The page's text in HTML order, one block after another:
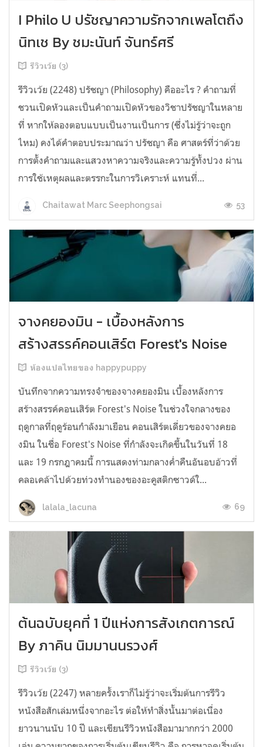
I Philo U ปรัชญาความรักจากเพลโตถึง
นิทเช By ชมะนันท์ จันทร์ศรี
รีวิวเว้ย (3)
รีวิวเว้ย (2248) ปรัชญา (Philosophy) คืออะไร ? คำถามที่
ชวนเปิดหัวและเป็นคำถามเปิดหัวของวิชาปรัชญาในหลาย
ที่ หากให้ลองตอบแบบเป็นงานเป็นการ (ซึ่งไม่รู้ว่าจะถูก
ไหม) คงได้คำตอบประมาณว่า ปรัชญา คือ ศาสตร์ที่ว่าด้วย
การตั้งคำถามและแสวงหาความจริงและความรู้ทั้งปวง ผ่าน
การใช้เหตุผลและตรรกะในการวิเคราะห์ แทนที่...
Chaitawat Marc Seephongsai 53
จางคยองมิน - เบื้องหลังการ
สร้างสรรค์คอนเสิร์ต Forest's Noise
ห้องแปลไทยของ happypuppy
บันทึกจากความทรงจำของจางคยองมิน เบื้องหลังการ
สร้างสรรค์คอนเสิร์ต Forest's Noise ในช่วงใจกลางของ
ฤดูกาลที่ฤดูร้อนกำลังมาเยือน คอนเสิร์ตเดี่ยวของจางคยอ
งมิน ในชื่อ Forest's Noise ที่กำลังจะเกิดขึ้นในวันที่ 18
และ 19 กรกฎาคมนี้ การแสดงท่ามกลางค่ำคืนอันอบอ้าวที่
คลอเคล้าไปด้วยท่วงทำนองของอะคูสติกซาวด์ใ...
lalala_lacuna 69
ต้นฉบับยุคที่ 1 ปีแห่งการสังเกตการณ์
By ภาคิน นิมมานนรวงศ์
รีวิวเว้ย (3)
รีวิวเว้ย (2247) หลายครั้งเราก็ไม่รู้ว่าจะเริ่มต้นการรีวิว
หนังสือสักเล่มหนึ่งจากอะไร ต่อให้ทำสิ่งนั้นมาต่อเนื่อง
ยาวนานนับ 10 ปี และเขียนรีวิวหนังสือมามากกว่า 2000